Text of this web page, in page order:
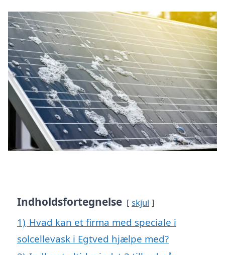
Indholdsfortegnelse skjul
1) Hvad kan et firma med speciale i
solcellevask i Egtved hjælpe med?